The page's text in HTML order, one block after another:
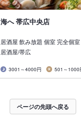
海へ 帯広中央店
居酒屋 飲み放題 個室 完全個
居酒屋/帯広
3001～4000円 501～1000
ページの先頭へ戻る